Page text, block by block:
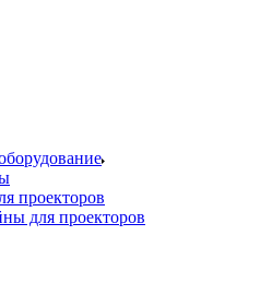
проекторов
для проекторов